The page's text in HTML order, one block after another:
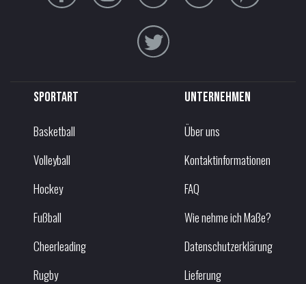
Sportart
Basketball
Volleyball
Hockey
Fußball
Cheerleading
Rugby
Unternehmen
Über uns
Kontaktinformationen
FAQ
Wie nehme ich Maße?
Datenschutzerklärung
Lieferung